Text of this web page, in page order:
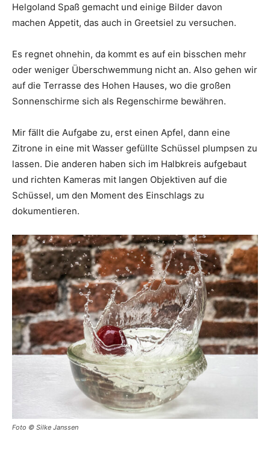
Helgoland Spaß gemacht und einige Bilder davon
machen Appetit, das auch in Greetsiel zu versuchen.
Es regnet ohnehin, da kommt es auf ein bisschen mehr
oder weniger Überschwemmung nicht an. Also gehen wir
auf die Terrasse des Hohen Hauses, wo die großen
Sonnenschirme sich als Regenschirme bewähren.
Mir fällt die Aufgabe zu, erst einen Apfel, dann eine
Zitrone in eine mit Wasser gefüllte Schüssel plumpsen zu
lassen. Die anderen haben sich im Halbkreis aufgebaut
und richten Kameras mit langen Objektiven auf die
Schüssel, um den Moment des Einschlags zu
dokumentieren.
Foto © Silke Janssen